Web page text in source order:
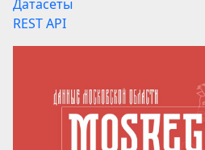
Датасеты
REST API